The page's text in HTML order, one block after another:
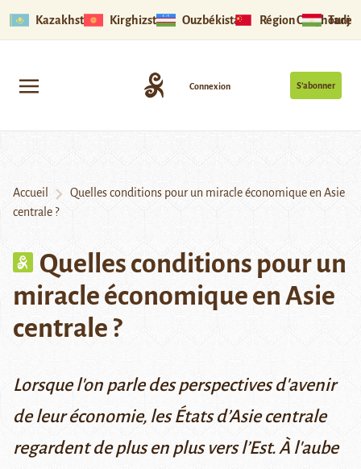
Kazakhstan Kirghizstan Ouzbékistan Région Ouïghoure
S’abonner
Connexion
Accueil
Quelles conditions pour un miracle économique en Asie
centrale ?
Quelles conditions pour un
miracle économique en Asie
centrale ?
Lorsque l'on parle des perspectives d'avenir
de leur économie, les États d’Asie centrale
regardent de plus en plus vers l’Est. À l'aube